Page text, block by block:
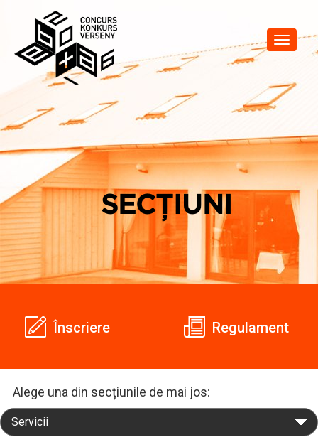
Toggle
SECȚIUNI
Înscriere Regulament
Alege una din secțiunile de mai jos: